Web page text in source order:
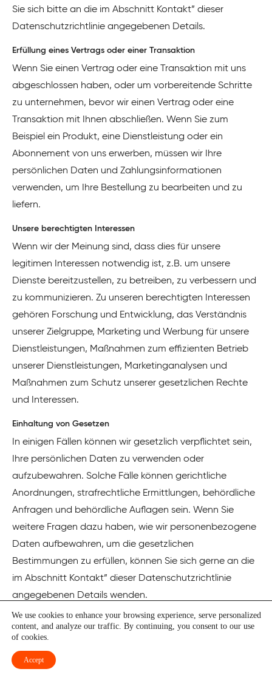
Sie sich bitte an die im Abschnitt Kontakt” dieser
Datenschutzrichtlinie angegebenen Details.
Erfüllung eines Vertrags oder einer Transaktion
Wenn Sie einen Vertrag oder eine Transaktion mit uns
abgeschlossen haben, oder um vorbereitende Schritte
zu unternehmen, bevor wir einen Vertrag oder eine
Transaktion mit Ihnen abschließen. Wenn Sie zum
Beispiel ein Produkt, eine Dienstleistung oder ein
Abonnement von uns erwerben, müssen wir Ihre
persönlichen Daten und Zahlungsinformationen
verwenden, um Ihre Bestellung zu bearbeiten und zu
liefern.
Unsere berechtigten Interessen
Wenn wir der Meinung sind, dass dies für unsere
legitimen Interessen notwendig ist, z.B. um unsere
Dienste bereitzustellen, zu betreiben, zu verbessern und
zu kommunizieren. Zu unseren berechtigten Interessen
gehören Forschung und Entwicklung, das Verständnis
unserer Zielgruppe, Marketing und Werbung für unsere
Dienstleistungen, Maßnahmen zum effizienten Betrieb
unserer Dienstleistungen, Marketinganalysen und
Maßnahmen zum Schutz unserer gesetzlichen Rechte
und Interessen.
Einhaltung von Gesetzen
In einigen Fällen können wir gesetzlich verpflichtet sein,
Ihre persönlichen Daten zu verwenden oder
aufzubewahren. Solche Fälle können gerichtliche
Anordnungen, strafrechtliche Ermittlungen, behördliche
Anfragen und behördliche Auflagen sein. Wenn Sie
weitere Fragen dazu haben, wie wir personenbezogene
Daten aufbewahren, um die gesetzlichen
Bestimmungen zu erfüllen, können Sie sich gerne an die
im Abschnitt Kontakt” dieser Datenschutzrichtlinie
angegebenen Details wenden.
Internationale Übertragungen außerhalb des
Europäischen Wirtschaftsraums (EEA)
Wir stellen sicher, dass jede Übertragung
We use cookies to enhance your browsing experience, serve personalized
content, and analyze our traffic. By continuing, you consent to our use
of cookies.
Accept